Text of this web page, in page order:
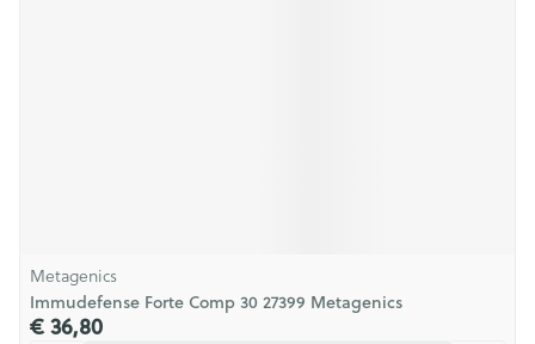
Metagenics
Immudefense Forte Comp 30 27399 Metagenics
€ 36,80